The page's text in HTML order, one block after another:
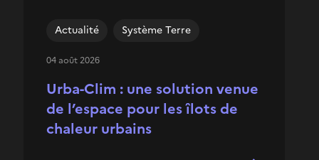
Urba-Clim : une solution venue
de l’espace pour les îlots de
chaleur urbains
Actualité Système Terre
04 août 2026